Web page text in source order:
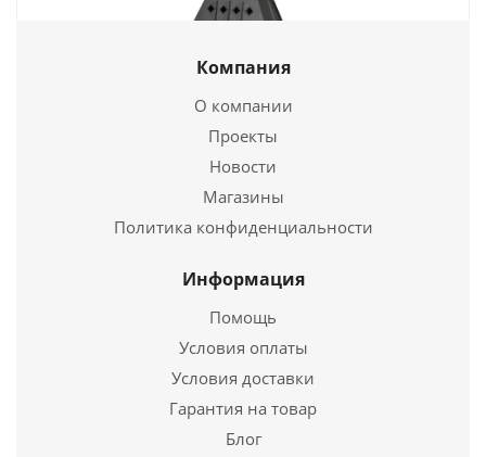
Каминная топка Экокамин АЛЬФА 1000 R два
стекла правая
178 492руб.
Подробнее
Купить в 1 клик
Компания
О компании
Проекты
Новости
Магазины
Политика конфиденциальности
Информация
Помощь
Условия оплаты
Условия доставки
Гарантия на товар
Блог